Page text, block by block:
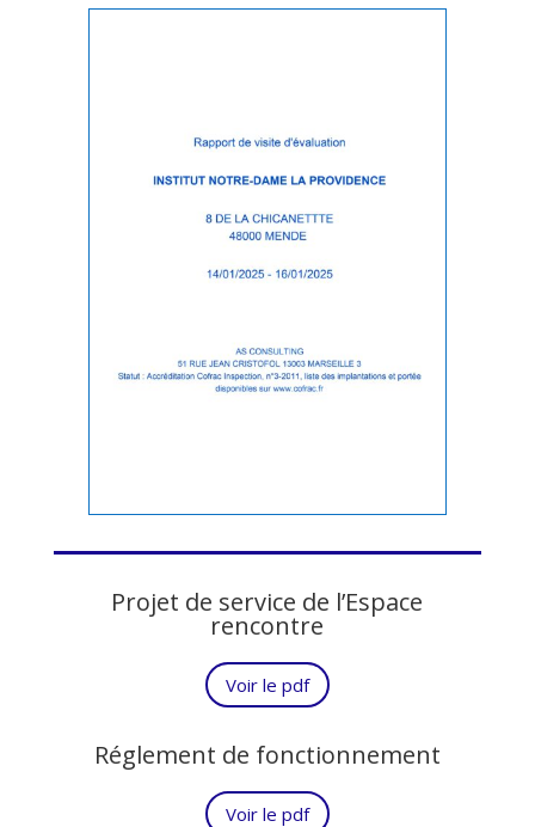
Projet de service de l’Espace
rencontre
Voir le pdf
Réglement de fonctionnement
Voir le pdf